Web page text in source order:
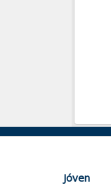
Jóven